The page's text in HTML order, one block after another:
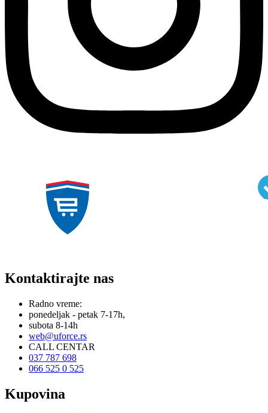
Kontaktirajte nas
Radno vreme:
ponedeljak - petak 7-17h,
subota 8-14h
web@uforce.rs
CALL CENTAR
037 787 698
066 525 0 525
Kupovina